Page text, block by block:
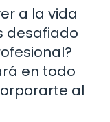
a la vida
desafiado
en todo
al